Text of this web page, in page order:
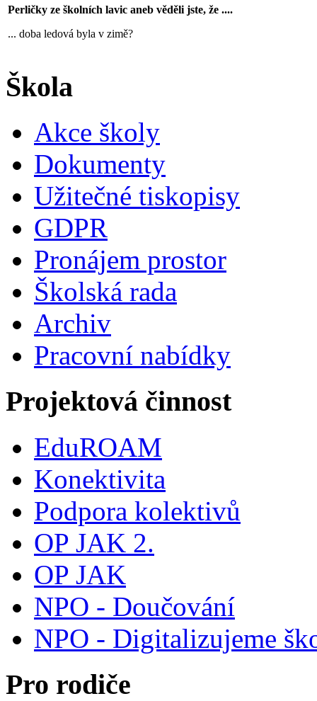
Perličky ze školních lavic aneb věděli jste, že ....
... doba ledová byla v zimě?
Škola
Akce školy
Dokumenty
Užitečné tiskopisy
GDPR
Pronájem prostor
Školská rada
Archiv
Pracovní nabídky
Projektová činnost
EduROAM
Konektivita
Podpora kolektivů
OP JAK 2.
OP JAK
NPO - Doučování
NPO - Digitalizujeme
Pro rodiče